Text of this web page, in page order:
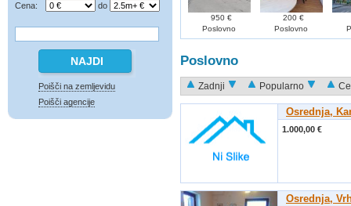
Cena: do
Poišči na zemljevidu
Poišči agencije
950 €
Poslovno
200 €
Poslovno
Poslovno
Zadnji Popularno
Osrednja,
1.000,00 €
Osrednja,